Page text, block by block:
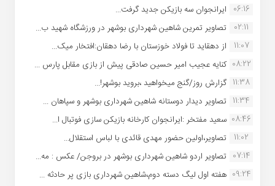
06:16 ایرانجوان سه بازیکن جدید گرفت...
02:11
تصاویر تمرین شاهین شهردارى بوشهر در ورزشگاه شهید ب...
11:07
از دهقاید تا فولاد خوزستان با رضا دهقان:افتخار میک...
08:22 کنایه عجیب امیر حسین صادقی پیش از بازی مقابل پارس ...
11:38 گزارش روز/گنج میخواهید ،بروید بوشهر!...
11:34 تصاویر دیدار دوستانه شاهین شهردارى بوشهر و سپاهان ...
08:46 سعید مفتخر :ایرانجوان کارخانه بازیکن سازی فوتبال ا...
11:02
تصاویر،اولین حضور مهدی قائدی با لباس استقلال...
07:14 تصاویر اردو شاهین شهرداری بوشهر در بروجن/ عکس : مه...
09:24 هفته اول لیگ دسته دوم،شاهین شهرداری بازی پر حادثه ...